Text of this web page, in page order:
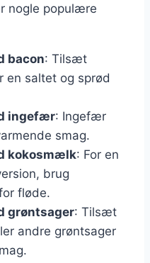
nogle populære
bacon: Tilsæt
en saltet og sprød
ingefær: Ingefær
smag.
kokosmælk: For en
brug
fløde.
grøntsager: Tilsæt
andre grøntsager